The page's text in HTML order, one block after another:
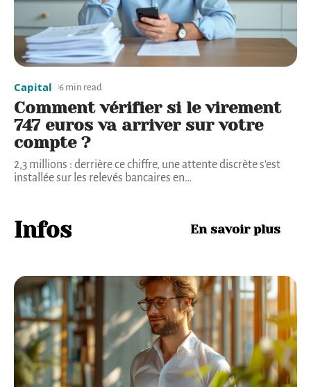
Capital 6 min read
Comment vérifier si le virement
747 euros va arriver sur votre
compte ?
2,3 millions : derrière ce chiffre, une attente discrète s'est
installée sur les relevés bancaires en…
Infos En savoir plus